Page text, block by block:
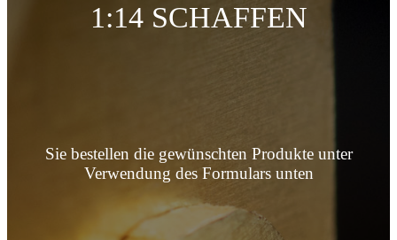
1:14 SCHAFFEN
Sie bestellen die gewünschten Produkte unter
Verwendung des Formulars unten